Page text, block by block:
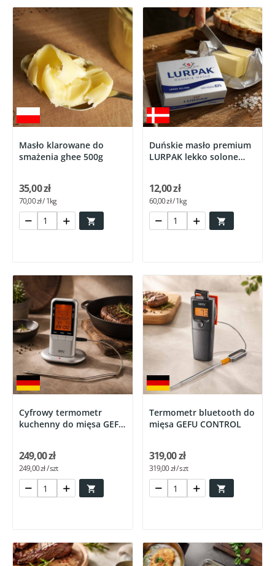
Masło klarowane do
smażenia ghee 500g

35,00 zł
70,00 zł / 1kg
Duńskie masło premium
LURPAK lekko solone

12,00 zł
60,00 zł / 1kg
Cyfrowy termometr
kuchenny do mięsa GEFU

249,00 zł
249,00 zł / szt
Termometr bluetooth do
mięsa GEFU CONTROL

319,00 zł
319,00 zł / szt